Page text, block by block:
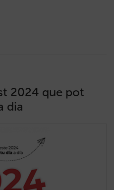
2024 que pot
dia